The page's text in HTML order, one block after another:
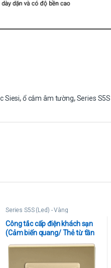
Siesi,ổ cắm âm tường,Series
Series S5S (Led) - Vàng
Công tắc cấp điện khách sạn
(Cảm biến quang/ Thẻ từ tần
số thấp/ Thẻ từ tần số cao)